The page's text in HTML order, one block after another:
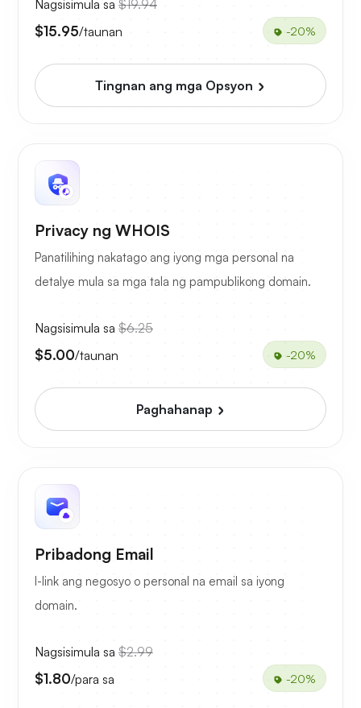
Nagsisimula sa $19.94
$15.95/taunan -20%
Tingnan ang mga Opsyon
Privacy ng WHOIS
Panatilihing nakatago ang iyong mga personal na
detalye mula sa mga tala ng pampublikong domain.
Nagsisimula sa $6.25
$5.00/taunan -20%
Paghahanap
Pribadong Email
I-link ang negosyo o personal na email sa iyong
domain.
Nagsisimula sa $2.99
$1.80/para sa -20%